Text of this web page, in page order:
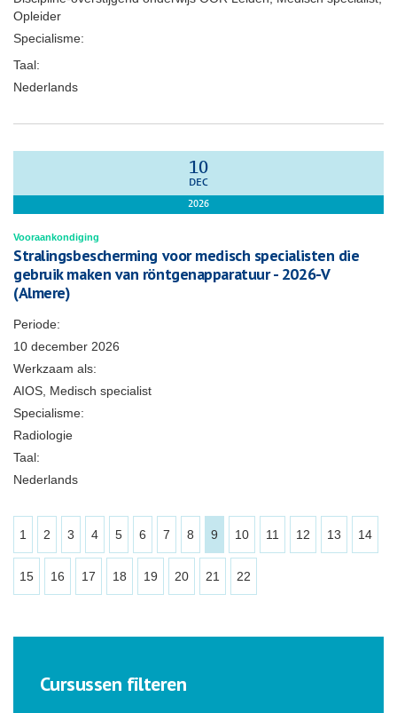
Opleider
Specialisme:
Taal:
Nederlands
10
DEC
2026
Vooraankondiging
Stralingsbescherming voor medisch specialisten die
gebruik maken van röntgenapparatuur - 2026-V
(Almere)
Periode:
10 december 2026
Werkzaam als:
AIOS, Medisch specialist
Specialisme:
Radiologie
Taal:
Nederlands
1 2 3 4 5 6 7 8 9 10 11 12 13 14
15 16 17 18 19 20 21 22
Cursussen filteren